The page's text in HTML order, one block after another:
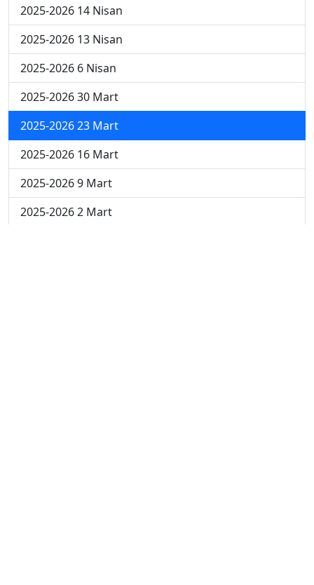
2025-2026 14 Nisan
2025-2026 13 Nisan
2025-2026 6 Nisan
2025-2026 30 Mart
2025-2026 23 Mart
2025-2026 16 Mart
2025-2026 9 Mart
2025-2026 2 Mart